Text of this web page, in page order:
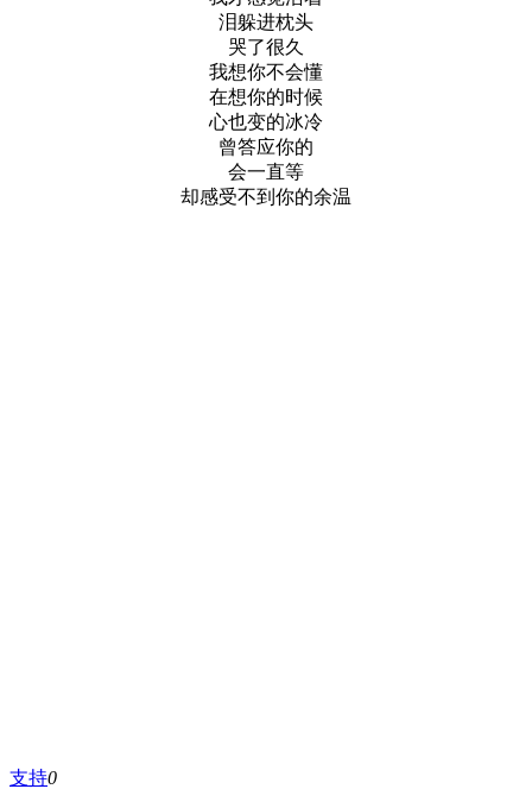
泪躲进枕头
哭了很久
我想你不会懂
在想你的时候
心也变的冰冷
曾答应你的
会一直等
却感受不到你的余温
支持0